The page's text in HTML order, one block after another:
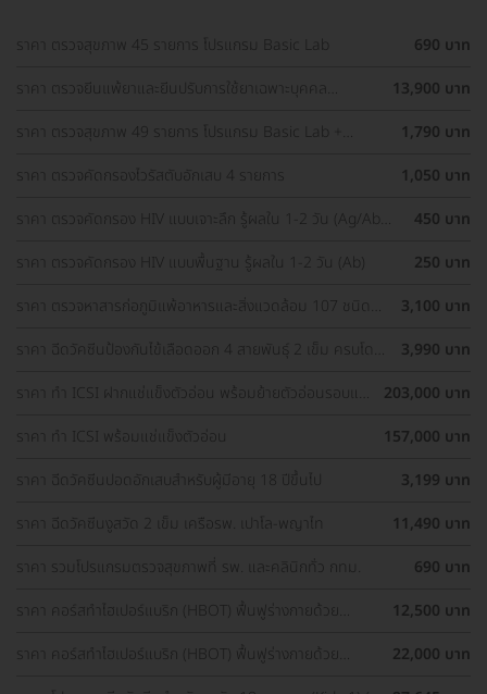
ราคา ตรวจสุขภาพ 45 รายการ โปรแกรม Basic Lab
690 บาท
ราคา ตรวจยีนแพ้ยาและยีนปรับการใช้ยาเฉพาะบุคคล
13,900 บาท
ราคา ตรวจสุขภาพ 49 รายการ โปรแกรม Basic Lab +
1,790 บาท
ราคา ตรวจคัดกรองไวรัสตับอักเสบ 4 รายการ
1,050 บาท
ราคา ตรวจคัดกรอง HIV แบบเจาะลึก รู้ผลใน 1-2 วัน (Ag/Ab
450 บาท
ราคา ตรวจคัดกรอง HIV แบบพื้นฐาน รู้ผลใน 1-2 วัน (Ab)
250 บาท
ราคา ตรวจหาสารก่อภูมิแพ้อาหารและสิ่งแวดล้อม 107 ชนิด
3,100 บาท
ราคา ฉีดวัคซีนป้องกันไข้เลือดออก 4 สายพันธุ์ 2 เข็ม ครบโดส
3,990 บาท
ราคา ทำ ICSI ฝากแช่แข็งตัวอ่อน พร้อมย้ายตัวอ่อนรอบแช่
203,000 บาท
ราคา ทำ ICSI พร้อมแช่แข็งตัวอ่อน
157,000 บาท
ราคา ฉีดวัคซีนปอดอักเสบสำหรับผู้มีอายุ 18 ปีขึ้นไป
3,199 บาท
ราคา ฉีดวัคซีนงูสวัด 2 เข็ม เครือรพ. เปาโล-พญาไท
11,490 บาท
ราคา รวมโปรแกรมตรวจสุขภาพที่ รพ. และคลินิกทั่ว กทม.
690 บาท
ราคา คอร์สทำไฮเปอร์แบริก (HBOT) ฟื้นฟูร่างกายด้วย
12,500 บาท
ราคา คอร์สทำไฮเปอร์แบริก (HBOT) ฟื้นฟูร่างกายด้วย
22,000 บาท